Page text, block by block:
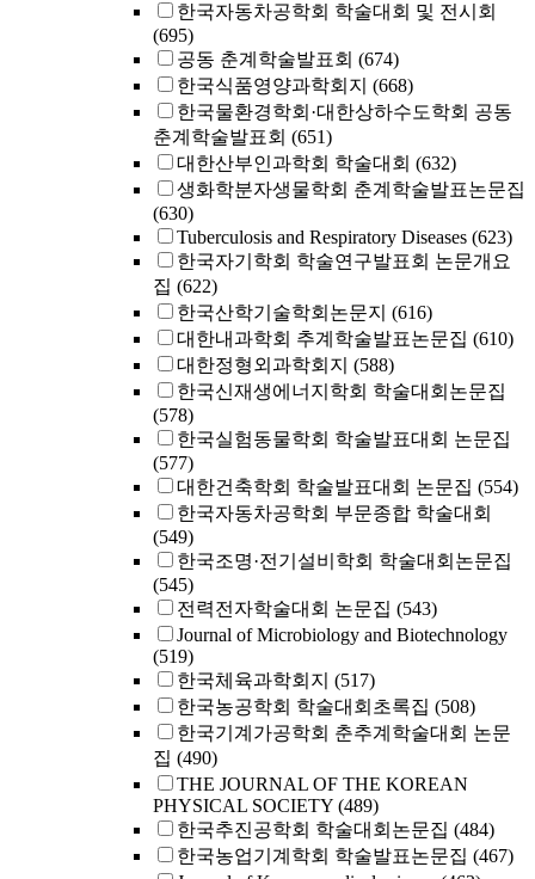
한국자동차공학회 학술대회 및 전시회
(695)
공동 춘계학술발표회 (674)
한국식품영양과학회지 (668)
한국물환경학회·대한상하수도학회 공동
춘계학술발표회 (651)
대한산부인과학회 학술대회 (632)
생화학분자생물학회 춘계학술발표논문집
(630)
Tuberculosis and Respiratory Diseases (623)
한국자기학회 학술연구발표회 논문개요
집 (622)
한국산학기술학회논문지 (616)
대한내과학회 추계학술발표논문집 (610)
대한정형외과학회지 (588)
한국신재생에너지학회 학술대회논문집
(578)
한국실험동물학회 학술발표대회 논문집
(577)
대한건축학회 학술발표대회 논문집 (554)
한국자동차공학회 부문종합 학술대회
(549)
한국조명·전기설비학회 학술대회논문집
(545)
전력전자학술대회 논문집 (543)
Journal of Microbiology and Biotechnology
(519)
한국체육과학회지 (517)
한국농공학회 학술대회초록집 (508)
한국기계가공학회 춘추계학술대회 논문
집 (490)
THE JOURNAL OF THE KOREAN
PHYSICAL SOCIETY (489)
한국추진공학회 학술대회논문집 (484)
한국농업기계학회 학술발표논문집 (467)